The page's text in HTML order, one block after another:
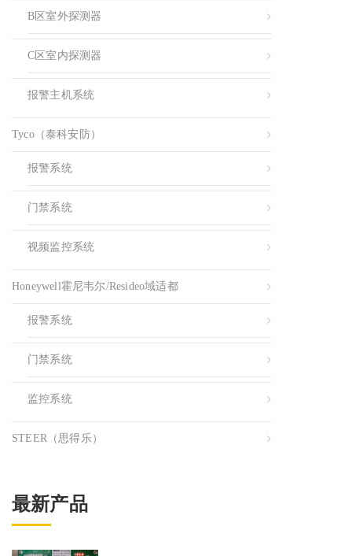
B区室外探测器
C区室内探测器
报警主机系统
Tyco（泰科安防）
报警系统
门禁系统
视频监控系统
Honeywell霍尼韦尔/resideo域适都
报警系统
门禁系统
监控系统
STEER（思得乐）
最新产品